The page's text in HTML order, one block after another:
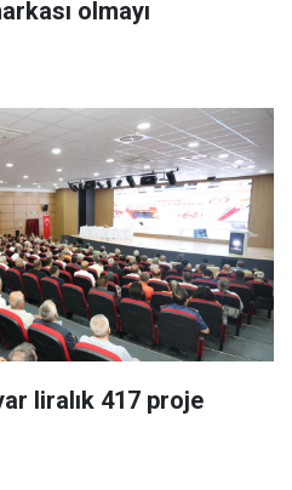
olmayı
liralık 417 proje